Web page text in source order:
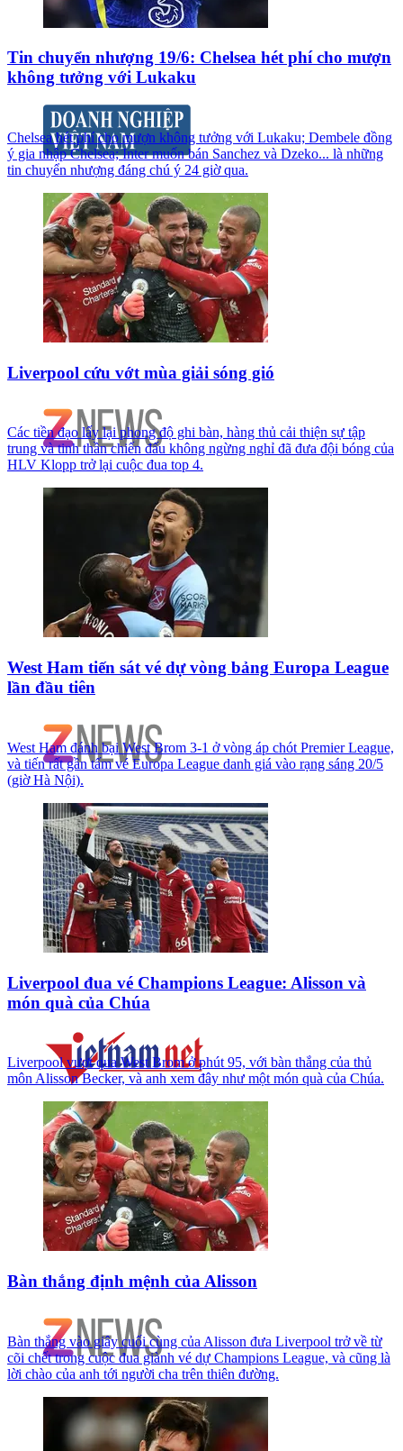
Tin chuyển nhượng 19/6: Chelsea hét phí cho mượn
không tưởng với Lukaku
Chelsea hét phí cho mượn không tưởng với Lukaku; Dembele đồng
ý gia nhập Chelsea; Inter muốn bán Sanchez và Dzeko... là những
tin chuyển nhượng đáng chú ý 24 giờ qua.
Liverpool cứu vớt mùa giải sóng gió
Các tiền đạo lấy lại phong độ ghi bàn, hàng thủ cải thiện sự tập
trung và tinh thần chiến đấu không ngừng nghỉ đã đưa đội bóng của
HLV Klopp trở lại cuộc đua top 4.
West Ham tiến sát vé dự vòng bảng Europa League
lần đầu tiên
West Ham đánh bại West Brom 3-1 ở vòng áp chót Premier League,
và tiến rất gần tấm vé Europa League danh giá vào rạng sáng 20/5
(giờ Hà Nội).
Liverpool đua vé Champions League: Alisson và
món quà của Chúa
Liverpool vượt qua West Brom ở phút 95, với bàn thắng của thủ
môn Alisson Becker, và anh xem đây như một món quà của Chúa.
Bàn thắng định mệnh của Alisson
Bàn thắng vào giây cuối cùng của Alisson đưa Liverpool trở về từ
cõi chết trong cuộc đua giành vé dự Champions League, và cũng là
lời chào của anh tới người cha trên thiên đường.